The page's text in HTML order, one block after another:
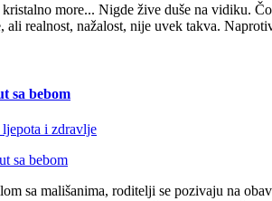
kristalno more... Nigde žive duše na vidiku.
ali realnost, nažalost, nije uvek takva.
sa bebom
i zdravlje
sa mališanima, roditelji se pozivaju na